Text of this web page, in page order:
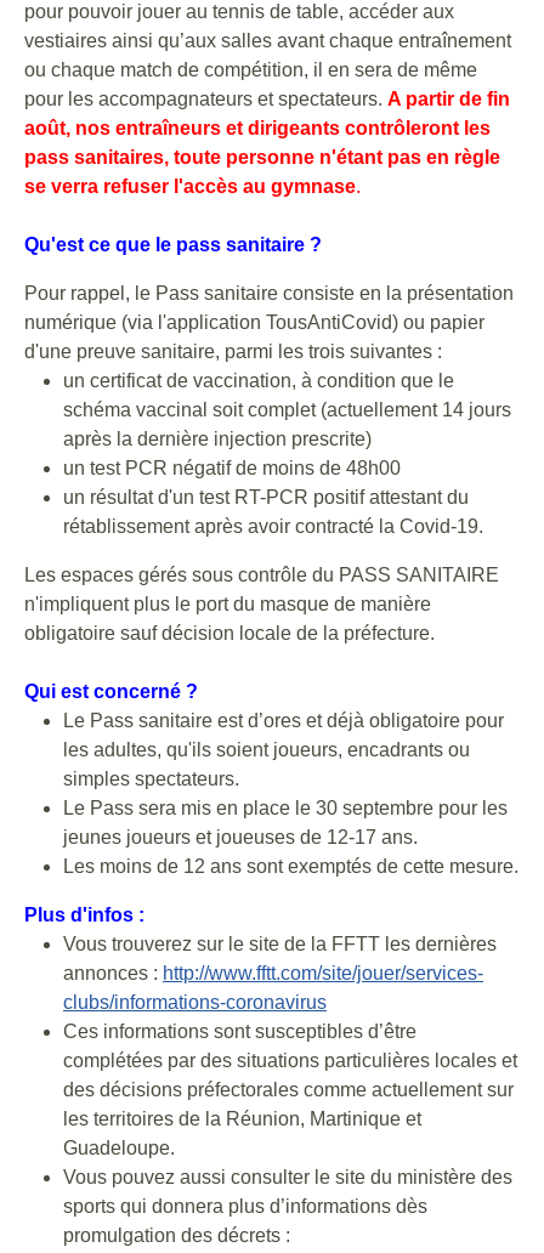
pour pouvoir jouer au tennis de table, accéder aux
vestiaires ainsi qu’aux salles avant chaque entraînement
ou chaque match de compétition, il en sera de même
pour les accompagnateurs et spectateurs. A partir de fin
août, nos entraîneurs et dirigeants contrôleront les
pass sanitaires, toute personne n'étant pas en règle
se verra refuser l'accès au gymnase.
Qu'est ce que le pass sanitaire ?
Pour rappel, le Pass sanitaire consiste en la présentation
numérique (via l'application TousAntiCovid) ou papier
d'une preuve sanitaire, parmi les trois suivantes :
un certificat de vaccination, à condition que le
schéma vaccinal soit complet (actuellement 14 jours
après la dernière injection prescrite)
un test PCR négatif de moins de 48h00
un résultat d'un test RT-PCR positif attestant du
rétablissement après avoir contracté la Covid-19.
Les espaces gérés sous contrôle du PASS SANITAIRE
n'impliquent plus le port du masque de manière
obligatoire sauf décision locale de la préfecture.
Qui est concerné ?
Le Pass sanitaire est d’ores et déjà obligatoire pour
les adultes, qu'ils soient joueurs, encadrants ou
simples spectateurs.
Le Pass sera mis en place le 30 septembre pour les
jeunes joueurs et joueuses de 12-17 ans.
Les moins de 12 ans sont exemptés de cette mesure.
Plus d'infos :
Vous trouverez sur le site de la FFTT les dernières
annonces : http://www.fftt.com/site/jouer/services-
clubs/informations-coronavirus
Ces informations sont susceptibles d’être
complétées par des situations particulières locales et
des décisions préfectorales comme actuellement sur
les territoires de la Réunion, Martinique et
Guadeloupe.
Vous pouvez aussi consulter le site du ministère des
sports qui donnera plus d’informations dès
promulgation des décrets :